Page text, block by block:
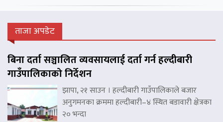
ताजा अपडेट
बिना दर्ता सञ्चालित व्यवसायलाई दर्ता गर्न हल्दीबारी
गाउँपालिकाको निर्देशन
झापा, २१ साउन । हल्दीबारी गाउँपालिकाले बजार
अनुगमनका क्रममा हल्दीबारी–४ स्थित बडावारी क्षेत्रका
२० भन्दा